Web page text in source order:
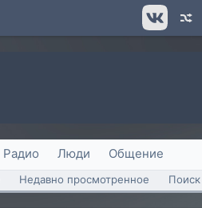
Радио Люди Общение
Недавно просмотренное Поиск